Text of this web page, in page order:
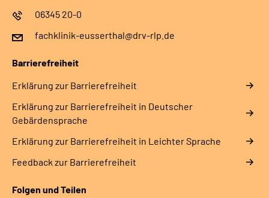
06345 20-0
fachklinik-eusserthal@drv-rlp.de
Barrierefreiheit
Erklärung zur Barrierefreiheit
Erklärung zur Barrierefreiheit in Deutscher
Gebärdensprache
Erklärung zur Barrierefreiheit in Leichter Sprache
Feedback zur Barrierefreiheit
Folgen und Teilen